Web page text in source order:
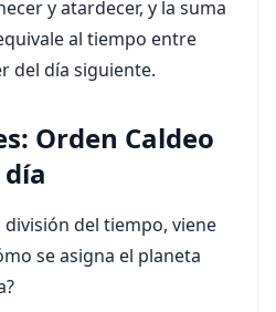
y atardecer, y la suma
al tiempo entre
del día siguiente.
Orden Caldeo
del tiempo, viene
se asigna el planeta